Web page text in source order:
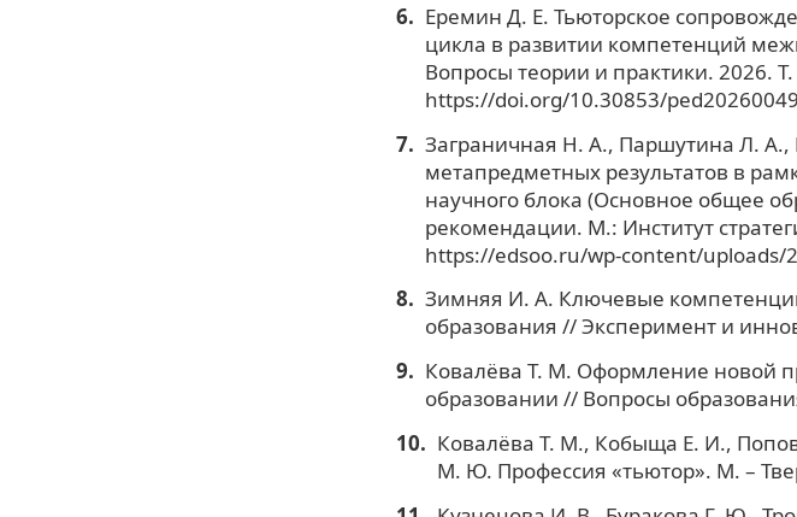
Еремин Д. Е. Тьюторское
цикла в развитии компетенций
Вопросы теории и практики. 2026.
https://doi.org/10.30853/ped20260049
Заграничная Н. А., Паршутина Л.
метапредметных результатов в
научного блока (Основное общее
рекомендации. М.: Институт
https://edsoo.ru/wp-content/uploads/
Зимняя И. А. Ключевые
образования // Эксперимент и
Ковалёва Т. М. Оформление новой
образовании // Вопросы
Ковалёва Т. М., Кобыща Е. И.,
М. Ю. Профессия «тьютор». М. –